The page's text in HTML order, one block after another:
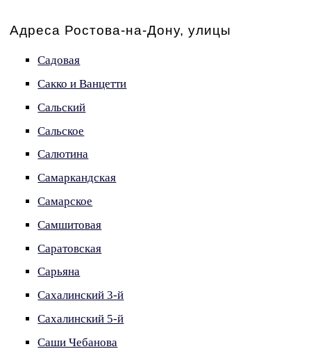
Адреса Ростова-на-Дону, улицы
Садовая
Сакко и Ванцетти
Сальский
Сальское
Салютина
Самаркандская
Самарское
Самшитовая
Саратовская
Сарьяна
Сахалинский 3-й
Сахалинский 5-й
Саши Чебанова